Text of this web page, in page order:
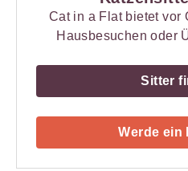
Cat in a Flat bietet vor
Hausbesuchen oder
Sitter
Werde ein